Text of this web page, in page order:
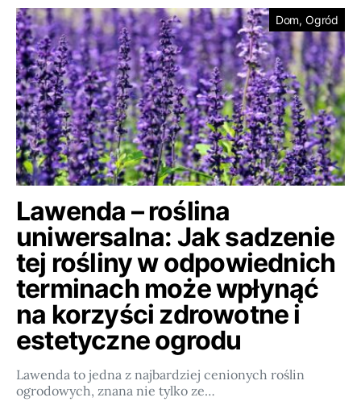
Dom, Ogród
Lawenda – roślina
uniwersalna: Jak sadzenie
tej rośliny w odpowiednich
terminach może wpłynąć
na korzyści zdrowotne i
estetyczne ogrodu
Lawenda to jedna z najbardziej cenionych roślin
ogrodowych, znana nie tylko ze…